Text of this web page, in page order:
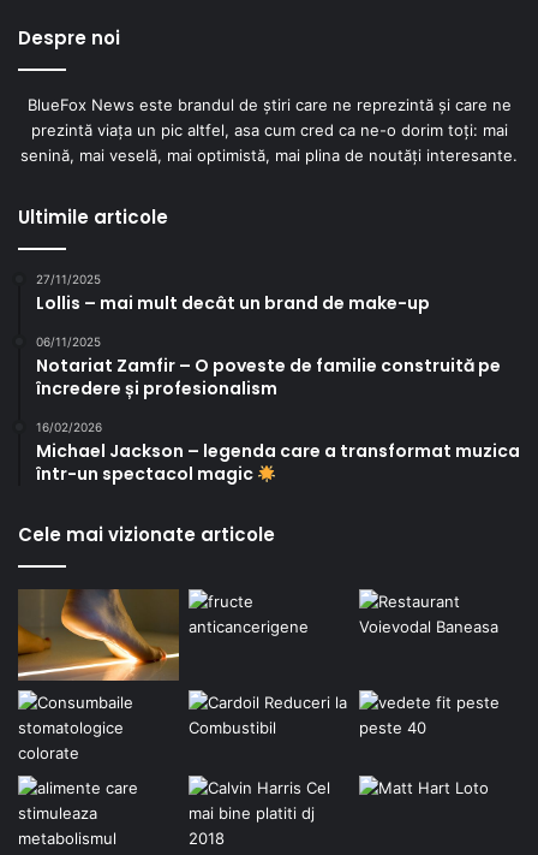
Despre noi
BlueFox News este brandul de știri care ne reprezintă și care ne
prezintă viața un pic altfel, asa cum cred ca ne-o dorim toți: mai
senină, mai veselă, mai optimistă, mai plina de noutăți interesante.
Ultimile articole
27/11/2025
Lollis – mai mult decât un brand de make-up
06/11/2025
Notariat Zamfir – O poveste de familie construită pe
încredere și profesionalism
16/02/2026
Michael Jackson – legenda care a transformat muzica
într-un spectacol magic
Cele mai vizionate articole